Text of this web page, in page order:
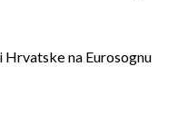
Hrvatske na Eurosognu